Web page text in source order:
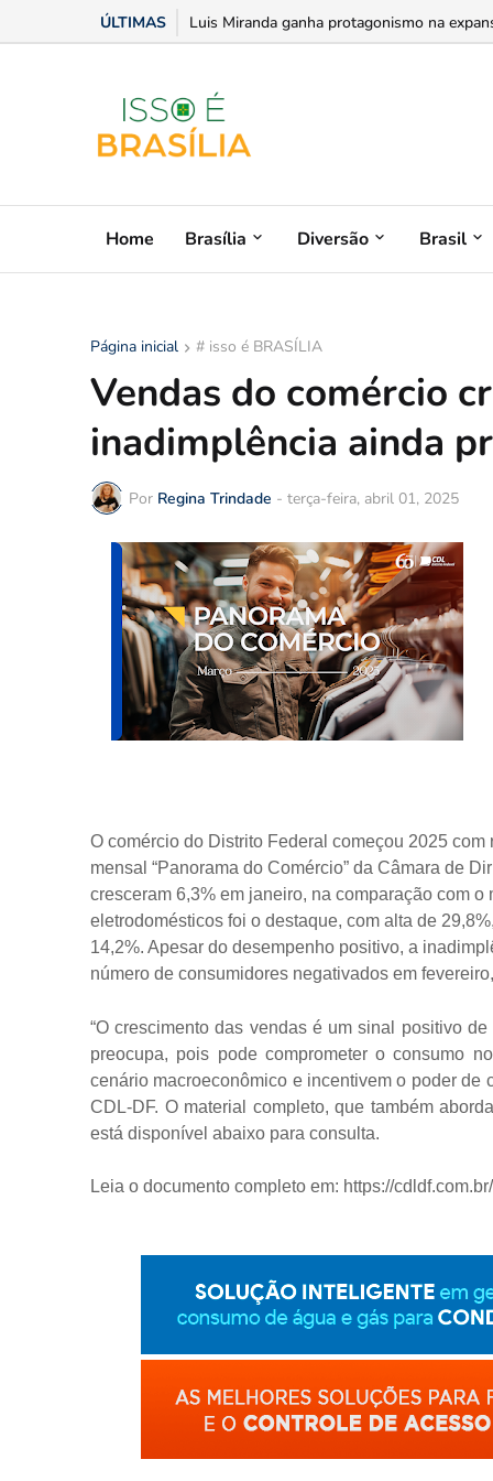
ÚLTIMAS Luis Miranda ganha protagonismo na
Home Brasília Diversão Brasil
Página inicial # isso é BRASÍLIA
Vendas do comércio
inadimplência ainda
Por Regina Trindade - terça-feira, abril 01, 2025
O comércio do Distrito Federal começou 2025
mensal “Panorama do Comércio” da Câmara de
cresceram 6,3% em janeiro, na comparação com
eletrodomésticos foi o destaque, com alta de
14,2%. Apesar do desempenho positivo, a
número de consumidores negativados em
“O crescimento das vendas é um sinal positivo
preocupa, pois pode comprometer o consumo
cenário macroeconômico e incentivem o poder de
CDL-DF. O material completo, que também
está disponível abaixo para consulta.
Leia o documento completo em: https://